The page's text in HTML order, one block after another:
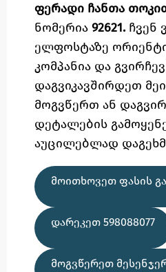
ფერადი ჩანთა
ნომერია 92621. ჩვენ
ელფოსტაზე
კომპანია და
დაგვიკავშირდეთ
მოგვწერთ ან
დეტალების
აუცილებლად
ᲛᲝᲘᲗᲮᲝᲕᲔᲗ ᲤᲐᲡᲘᲡ
ᲓᲐᲠᲔᲙᲔᲗ 598088077
ᲛᲝᲒᲕᲬᲔᲠᲔᲗ